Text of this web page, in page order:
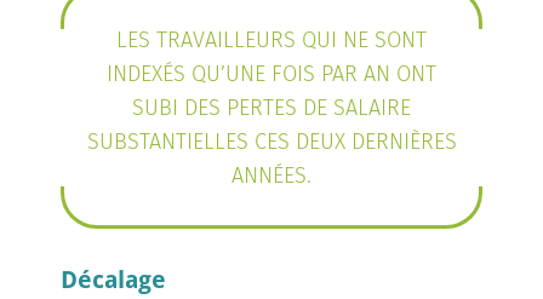
LES TRAVAILLEURS QUI NE SONT
INDEXÉS QU’UNE FOIS PAR AN ONT
SUBI DES PERTES DE SALAIRE
SUBSTANTIELLES CES DEUX DERNIÈRES
ANNÉES.
Décalage